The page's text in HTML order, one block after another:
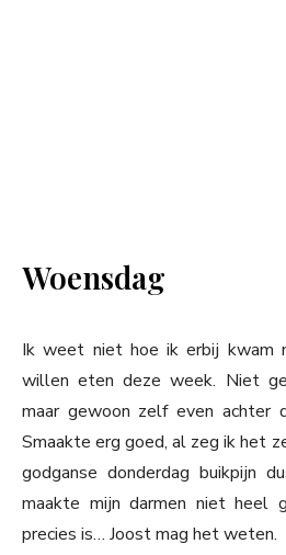
Woensdag
Ik weet niet hoe ik erbij kwam
willen eten deze week. Niet
maar gewoon zelf even achter
Smaakte erg goed, al zeg ik het
godganse donderdag buikpijn
maakte mijn darmen niet heel
precies is… Joost mag het weten.